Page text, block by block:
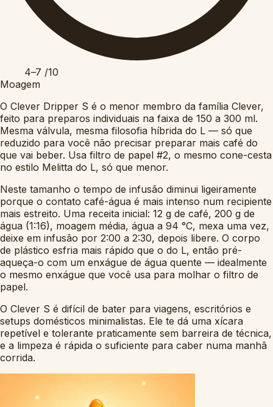
4–7 /10
Moagem
O Clever Dripper S é o menor membro da família Clever,
feito para preparos individuais na faixa de 150 a 300 ml.
Mesma válvula, mesma filosofia híbrida do L — só que
reduzido para você não precisar preparar mais café do
que vai beber. Usa filtro de papel #2, o mesmo cone-cesta
no estilo Melitta do L, só que menor.
Neste tamanho o tempo de infusão diminui ligeiramente
porque o contato café-água é mais intenso num recipiente
mais estreito. Uma receita inicial: 12 g de café, 200 g de
água (1:16), moagem média, água a 94 °C, mexa uma vez,
deixe em infusão por 2:00 a 2:30, depois libere. O corpo
de plástico esfria mais rápido que o do L, então pré-
aqueça-o com um enxágue de água quente — idealmente
o mesmo enxágue que você usa para molhar o filtro de
papel.
O Clever S é difícil de bater para viagens, escritórios e
setups domésticos minimalistas. Ele te dá uma xícara
repetível e tolerante praticamente sem barreira de técnica,
e a limpeza é rápida o suficiente para caber numa manhã
corrida.